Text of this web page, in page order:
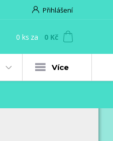
Přihlášení
0 ks za 0 Kč
Více